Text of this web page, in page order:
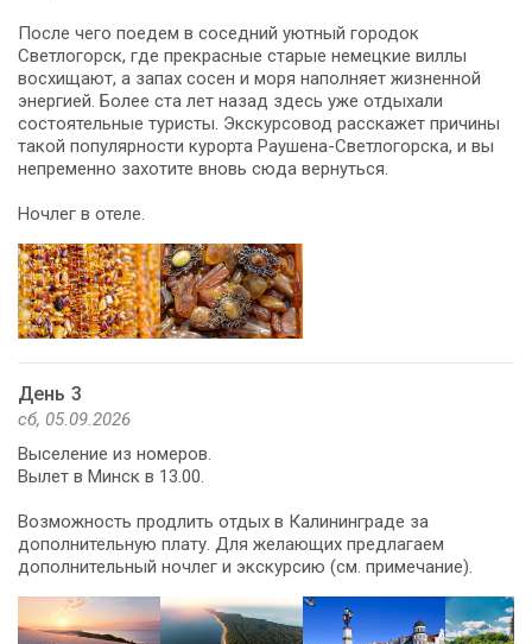
После чего поедем в соседний уютный городок
Светлогорск, где прекрасные старые немецкие виллы
восхищают, а запах сосен и моря наполняет жизненной
энергией. Более ста лет назад здесь уже отдыхали
состоятельные туристы. Экскурсовод расскажет причины
такой популярности курорта Раушена-Светлогорска, и вы
непременно захотите вновь сюда вернуться.
Ночлег в отеле.
День 3
сб, 05.09.2026
Выселение из номеров.
Вылет в Минск в 13.00.
Возможность продлить отдых в Калининграде за
дополнительную плату. Для желающих предлагаем
дополнительный ночлег и экскурсию (см. примечание).